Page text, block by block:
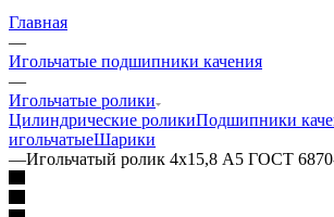
Главная
—
Игольчатые подшипники качения
—
Игольчатые ролики
Цилиндрические роликиПодшипники
игольчатыеШарики
—Игольчатый ролик 4х15,8 А5 ГОСТ